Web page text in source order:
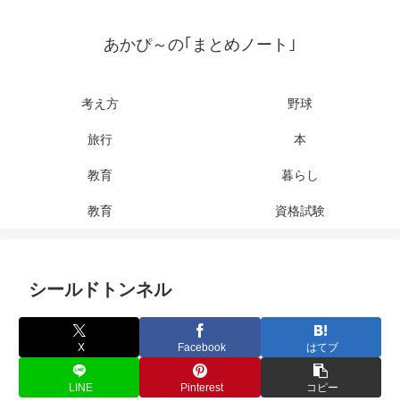
あかぴ～の｢まとめノート｣
考え方 野球
旅行 本
教育 暮らし
教育 資格試験
シールドトンネル
X Facebook はてブ
LINE Pinterest コピー